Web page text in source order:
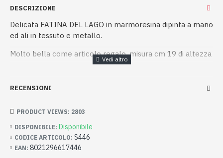
DESCRIZIONE
Delicata FATINA DEL LAGO in marmoresina dipinta a mano
ed ali in tessuto e metallo.
Molto bella come articolo regalo, misura cm 19 di altezza
RECENSIONI
DISPONIBILE: Disponibile
CODICE ARTICOLO: S446
EAN: 8021296617446
PRODUCT VIEWS: 2803